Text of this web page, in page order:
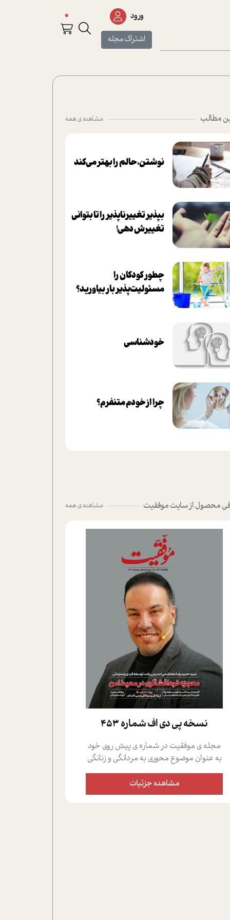
ورود
اشتراک مجله
0
مطالب مشاهده ی همه
نوشتن، حالم را بهتر می‌کند
بپذير تغييرناپذير را تا بتواني
تغييرش دهي!‏
چطور کودکان را
مسئولیت‌پذیر بار بیاورید؟
خودشناسی
چرا از خودم متنفرم؟
محصول از سایت موفقیت مشاهده ی همه
نسخه پي دي اف شماره 453
مجله ی موفقیت در شماره ی پیش روی خود
به عنوان موضوع محوری به مردانگی و زنانگی
سمی پرداخته است؛ علاوه بر این که؛ گفت و
گویی اختصاصی داشته ایم با فردین علیخواه،
جامعه شناس در بخش های مختلف تلاش
مشاهده جزئیات